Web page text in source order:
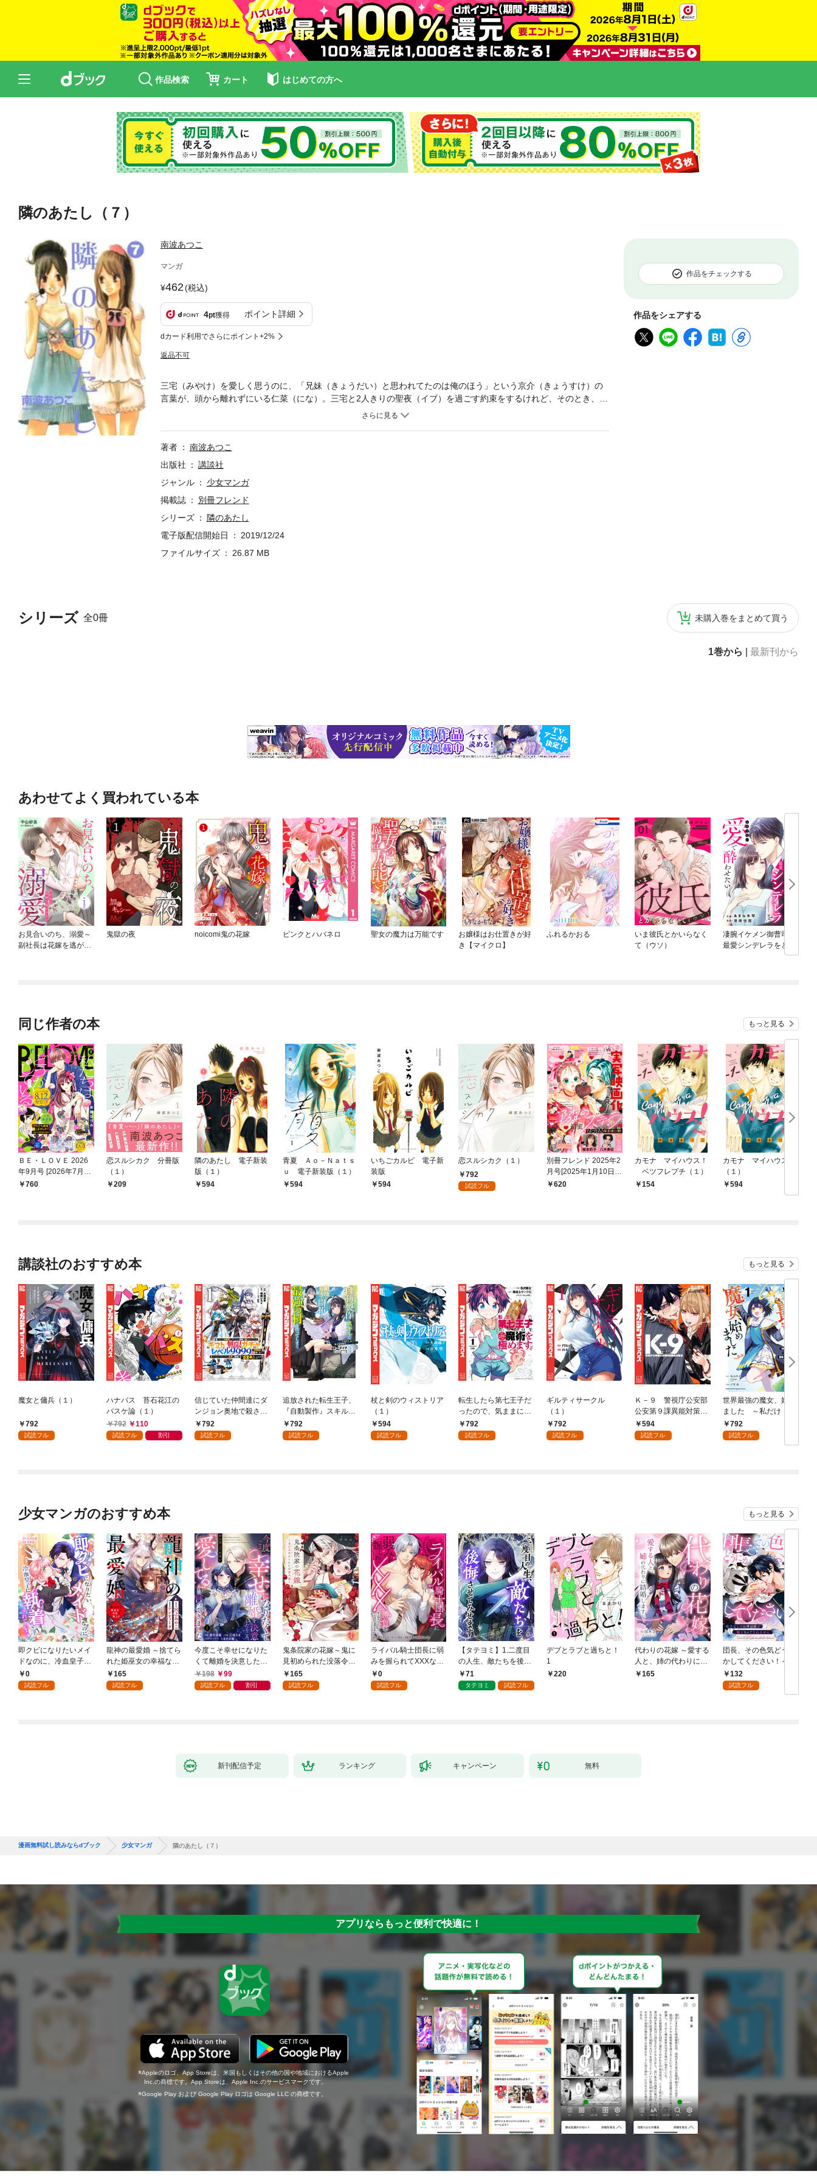
作品検索 カート はじめての方へ
隣のあたし（７）
南波あつこ
マンガ
462(税込)
4pt獲得 ポイント詳細
dカード利用でさらにポイント+2%
返品不可
作品をチェックする
作品をシェアする
シリーズ 全0冊 未購入巻をまとめて買う
1巻から 最新刊から
三宅（みやけ）を愛しく思うのに、「兄妹（きょうだい）と思われてたのは俺のほう」という京介（きょうすけ）の
言葉が、頭から離れずにいる仁菜（にな）。三宅と2人きりの聖夜（イブ）を過ごす約束をするけれど、そのとき、京
介が……！！－－仁菜と三宅がオトナの関係に！？京介の意外な言葉の意味とは！？テラ・ヒット！南波あつこの超
著者
南波あつこ
出版社
講談社
ジャンル
少女マンガ
掲載誌
別冊フレンド
シリーズ
隣のあたし
電子版配信開始日
2019/12/24
ファイルサイズ
26.87 MB
あわせてよく買われている本
お見合いのち、溺愛～
副社長は花嫁を逃がさ
鬼獄の夜 noicomi鬼の花嫁 ピンクとハバネロ 聖女の魔力は万能です
お嬢様はお仕置きが好
き【マイクロ】
ふれるかおる
いま彼氏とかいらなく
て（ウソ）
凄腕イケメン御曹司は
最愛シンデレラをとめ
どない愛で酔わせたい
同じ作者の本 もっと見る
ＢＥ・ＬＯＶＥ 2026
年9月号 [2026年7月31
日発売]
760
恋スルシカク 分冊版
（１）
209
隣のあたし 電子新装
版（１）
594
青夏 Ａｏ－Ｎａｔｓ
ｕ 電子新装版（１）
594
いちごカルビ 電子新
装版
594
恋スルシカク（１）
792
試読フル
別冊フレンド 2025年2
月号[2025年1月10日発
売]620
カモナ マイハウス！
ベツフレプチ（１）
154
カモナ マイハウス！
（１）
594
講談社のおすすめ本 もっと見る
魔女と傭兵（１）
792
試読フル
ハナバス 苔石花江の
バスケ論（１）
792
110
試読フル 割引
信じていた仲間達にダ
ンジョン奥地で殺され
かけたがギフト『無限
ガチャ』でレベル９９
792
試読フル
追放された転生王子、
『自動製作』スキルで
領地を爆速で開拓し最
強の村を作ってしまう
792
試読フル
杖と剣のウィストリア
（１）
594
試読フル
転生したら第七王子だ
ったので、気ままに魔
術を極めます（１）
792
試読フル
ギルティサークル
（１）
792
試読フル
Ｋ－９ 警視庁公安部
公安第９課異能対策係
（１）
594
試読フル
世界最強の魔女、始め
ました ～私だけ『攻
略サイト』を見れる世
界で自由に生きます～
792
試読フル
少女マンガのおすすめ本 もっと見る
即クビになりたいメイ
ドなのに、冷血皇子に
執着されています第1
話
0
試読フル
龍神の最愛婚 ～捨てら
れた姫巫女の幸福な嫁
入り～: 1
165
試読フル
今度こそ幸せになりた
くて離婚を決意したと
ころ、無表情な旦那様
が「愛してる」と言っ
198 99
試読フル 割引
鬼条院家の花嫁～鬼に
見初められた没落令嬢
～１165
試読フル
ライバル騎士団長に弱
みを握られてXXXな勝
負をすることになりま
した第1話
0
試読フル
【タテヨミ】1.二度目
の人生、敵たちを後悔
させてみせます
71
タテヨミ 試読フル
デブとラブと過ちと！
1
220
代わりの花嫁 ～愛する
人と、姉の代わりに結
婚します～ 1
165
団長、その色気どうに
かしてください！～魔
力なしのお世話係は魅
了なんてされません～
132
試読フル
新刊配信予定 ランキング キャンペーン 無料
漫画無料試し読みならdブック 少女マンガ 隣のあたし（７）
アプリならもっと便利で快適に！
Appleのロゴ、App Storeは、米国もしくはその他の国や地域におけるApple
Inc.の商標です。App Storeは、Apple Inc.のサービスマークです。
Google Play および Google Play ロゴは Google LLC の商標です。